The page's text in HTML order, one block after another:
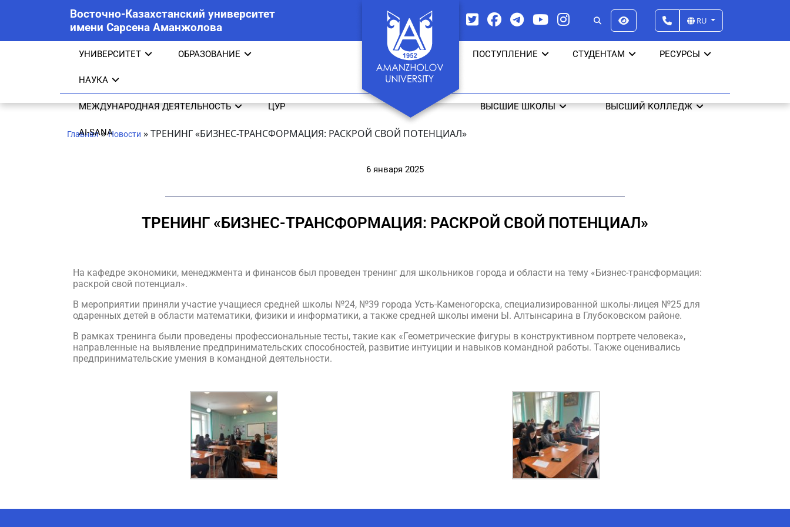
Восточно-Казахстанский университет
имени Сарсена Аманжолова
RU
УНИВЕРСИТЕТ ОБРАЗОВАНИЕ
НАУКА
ПОСТУПЛЕНИЕ СТУДЕНТАМ РЕСУРСЫ
МЕЖДУНАРОДНАЯ ДЕЯТЕЛЬНОСТЬ ЦУР
AI-SANA
ВЫСШИЕ ШКОЛЫ ВЫСШИЙ КОЛЛЕДЖ
Главная»Новости »ТРЕНИНГ «БИЗНЕС-ТРАНСФОРМАЦИЯ: РАСКРОЙ СВОЙ ПОТЕНЦИАЛ»
6 января 2025
ТРЕНИНГ «БИЗНЕС-ТРАНСФОРМАЦИЯ: РАСКРОЙ СВОЙ ПОТЕНЦИАЛ»
На кафедре экономики, менеджмента и финансов был проведен тренинг для школьников города и области на тему «Бизнес-трансформация:
раскрой свой потенциал».
В мероприятии приняли участие учащиеся средней школы №24, №39 города Усть-Каменогорска, специализированной школы-лицея №25 для
одаренных детей в области математики, физики и информатики, а также средней школы имени Ы. Алтынсарина в Глубоковском районе.
В рамках тренинга были проведены профессиональные тесты, такие как «Геометрические фигуры в конструктивном портрете человека»,
направленные на выявление предпринимательских способностей, развитие интуиции и навыков командной работы. Также оценивались
предпринимательские умения в командной деятельности.
AI-Talapker